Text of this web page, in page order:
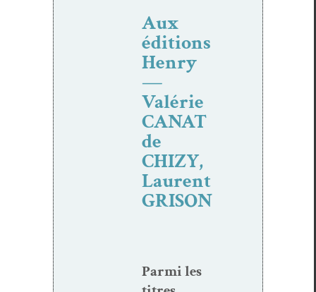
Aux
éditions
Henry
—
Valérie
CANAT
de
CHIZY,
Laurent
GRISON
Par­mi les